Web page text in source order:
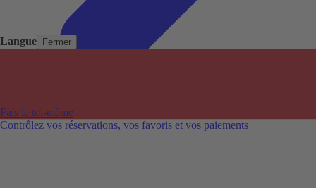
Langue Fermer
Fais le toi-même
Contrôlez vos réservations, vos favoris et vos paiements
Aéroports populaires
Villes populaires
Australie